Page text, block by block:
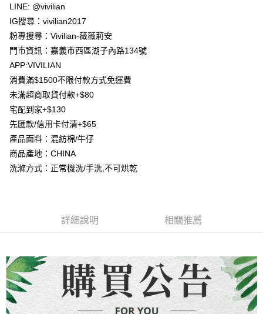
台新國際商業銀行
台灣樂天信用卡公司
悠遊付
Google Pay
大哥付你分期
相關說明
【大哥付你分期使用說明】
2.付款方式選擇「大哥付你分期」，訂單成立後會自動跳轉到大哥付的交易
流程，驗證手機門號後，選擇欲分期的期數、繳款截止日，確認付款後即完
成交易。
3.實際核准額度、可分期數及費用金額請依後續交易確認頁面所載為準。
4.訂單成立30分鐘內，如未前往確認交易或遇審核未通過，訂單將自動取
消。如遇「轉專審核」未通過狀況，表示未達大哥付你分期系統評分，恕無
【繳款方式說明】
帳／街口支付／iPASS MONEY」等通路繳費。
用戶於交易時，得透過本服務購買商品或服務，並由商店將買賣／分期付款
買賣價金債權讓與本公司後，依約使用本公司帳單繳交帳款。
2.基於同意付款使用「大哥付你分期」之契約關係目的，商店將以您的個人
資料（包含姓名、電話或地址）提供予台灣大哥大進項蒐集、處理及利用，
由本公司與您本人進行分期帳單所需資料之確認、核對及更正。
3.完整用戶服務條款，請詳閱以下連結：https://oppay.tw/userRule
AFTEE先享後付
相關說明
【關於「AFTEE先享後付」】
AFTEE先享後付是「在收到商品之後才付款」的支付方式。 讓您購物簡單
便利好安心！
１．簡單：不需註冊會員、不需綁卡、不需儲值。
２．便利：只要手機號碼，簡訊認證，即可結帳。
３．安心：先確認商品／服務後，再付款。
２．訂單成立數日內，您將收到繳費通知簡訊。
購買商品的店家。未經商家同意取消之訂單仍視為有效，需透過AFTEE先享
後付繳納相關費用。
※ 交易是否成功請以「AFTEE先享後付 」之結帳頁面顯示為準，若有關於
是否繳費成功／繳費後需取消欲退款等相關疑問，請聯繫「AFTEE先享後付
客戶支援中心」
ATM付款
貨到付款
運送方式
先付款宅配到府
每筆NT$65，滿NT$1,500(含以上)免運費
貨到付款
LINE: @vivilian
IG搜尋：vivilian2017
粉專搜尋：Vivilian-薇薇莉安
門市資訊：嘉義市西區湖子內路134號
APP:VIVILIAN
消費滿$1500不限付款方式免運費
未滿超商取貨付款+$80
宅配到家+$130
先匯款/信用卡付清+$65
產品面料：混紡棉/牛仔
商品產地：CHINA
洗滌方式：正常機洗/手洗,不可烘乾
詳細說明 相關推薦